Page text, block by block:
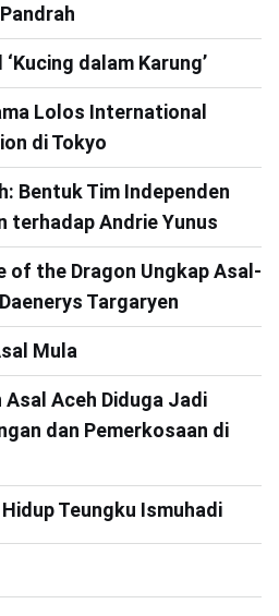
dalam Karung’
Lolos International
di Tokyo
Bentuk Tim Independen
terhadap Andrie Yunus
of the Dragon Ungkap Asal-
Targaryen
Mula
Asal Aceh Diduga Jadi
dan Pemerkosaan di
Teungku Ismuhadi